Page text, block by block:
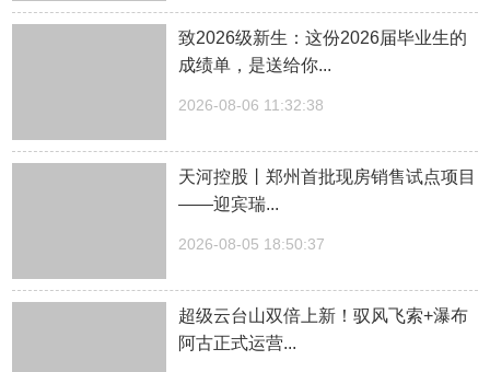
致2026级新生：这份2026届毕业生的
成绩单，是送给你...
2026-08-06 11:32:38
天河控股丨郑州首批现房销售试点项目
——迎宾瑞...
2026-08-05 18:50:37
超级云台山双倍上新！驭风飞索+瀑布
阿古正式运营...